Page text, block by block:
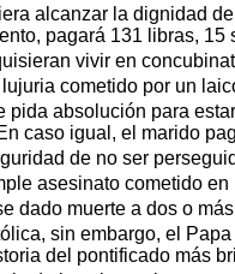
alcanzar la dignidad
pagará 131 libras, 15
vivir en
cometido por un
pida absolución para
caso igual, el marido
de no ser
asesinato cometido
dado muerte a dos o
sin embargo, el
del pontificado más